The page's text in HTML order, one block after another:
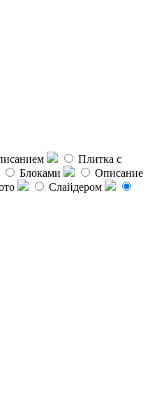
Плитка с
Блоками
Описание
Слайдером